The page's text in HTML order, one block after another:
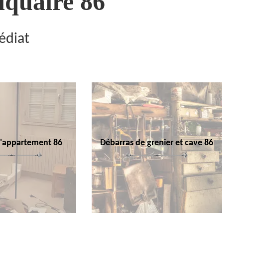
86 Débarras de grenier et cave 86